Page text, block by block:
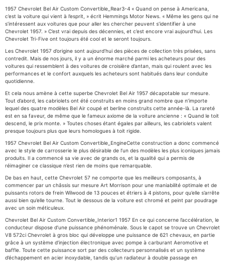
1957 Chevrolet Bel Air Custom Convertible_Rear3-4 « Quand on pense à Americana,
c’est la voiture qui vient à l’esprit, » écrit Hemmings Motor News. « Même les gens qui ne
s’intéressent aux voitures que pour aller les chercher peuvent s’identifier à une
Chevrolet 1957. » C’est vrai depuis des décennies, et c’est encore vrai aujourd’hui. Les
Chevrolet Tri-Five ont toujours été cool et le seront toujours.
Les Chevrolet 1957 d’origine sont aujourd’hui des pièces de collection très prisées, sans
contredit. Mais de nos jours, il y a un énorme marché parmi les acheteurs pour des
voitures qui ressemblent à des voitures de croisière d’antan, mais qui roulent avec les
performances et le confort auxquels les acheteurs sont habitués dans leur conduite
quotidienne.
Et cela nous amène à cette superbe Chevrolet Bel Air 1957 décapotable sur mesure.
Tout d’abord, les cabriolets ont été construits en moins grand nombre que n’importe
lequel des quatre modèles Bel Air coupé et berline construits cette année-là. La rareté
est en sa faveur, de même que le fameux axiome de la voiture ancienne : « Quand le toit
descend, le prix monte. » Toutes choses étant égales par ailleurs, les cabriolets valent
presque toujours plus que leurs homologues à toit rigide.
1957 Chevrolet Bel Air Custom Convertible_EngineCette construction a donc commencé
avec le style de carrosserie le plus désirable de l’un des modèles les plus iconiques jamais
produits. Il a commencé sa vie avec de grands os, et la qualité qui a permis de
réimaginer ce classique n’est rien de moins que remarquable.
De bas en haut, cette Chevrolet 57 ne comporte que les meilleurs composants, à
commencer par un châssis sur mesure Art Morrison pour une maniabilité optimale et de
puissants rotors de frein Wilwood de 13 pouces et étriers à 4 pistons, pour qu’elle s’arrête
aussi bien qu’elle tourne. Tout le dessous de la voiture est chromé et peint par poudrage
avec un soin méticuleux.
Chevrolet Bel Air Custom Convertible_Interior1 1957 En ce qui concerne l’accélération, le
conducteur dispose d’une puissance phénoménale. Sous le capot se trouve un Chevrolet
V8 572ci Chevrolet à gros bloc qui développe une puissance de 621 chevaux, en partie
grâce à un système d’injection électronique avec pompe à carburant Aeromotive et
baffle. Toute cette puissance sort par des collecteurs personnalisés et un système
d’échappement en acier inoxydable, tandis qu’un radiateur à double passage en